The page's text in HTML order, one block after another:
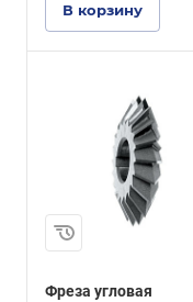
В корзину
Фреза угловая